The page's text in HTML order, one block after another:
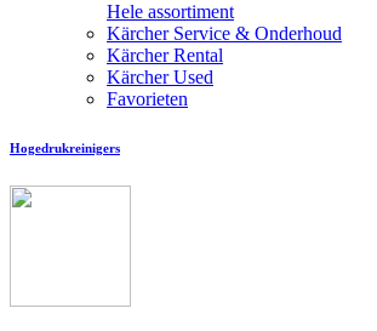
Hele assortiment
Kärcher Service & Onderhoud
Kärcher Rental
Kärcher Used
Favorieten
Hogedrukreinigers